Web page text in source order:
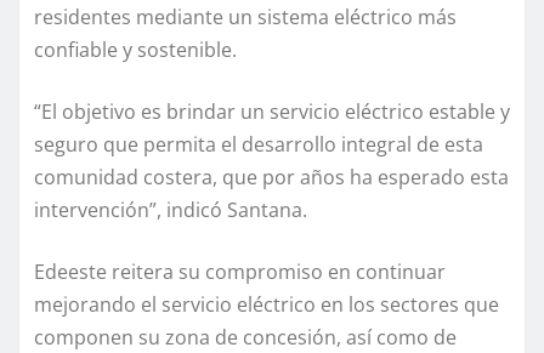
residentes mediante un sistema eléctrico más
confiable y sostenible.
“El objetivo es brindar un servicio eléctrico estable y
seguro que permita el desarrollo integral de esta
comunidad costera, que por años ha esperado esta
intervención”, indicó Santana.
Edeeste reitera su compromiso en continuar
mejorando el servicio eléctrico en los sectores que
componen su zona de concesión, así como de